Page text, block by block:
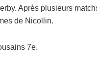
Après plusieurs
de Nicollin.
7e.